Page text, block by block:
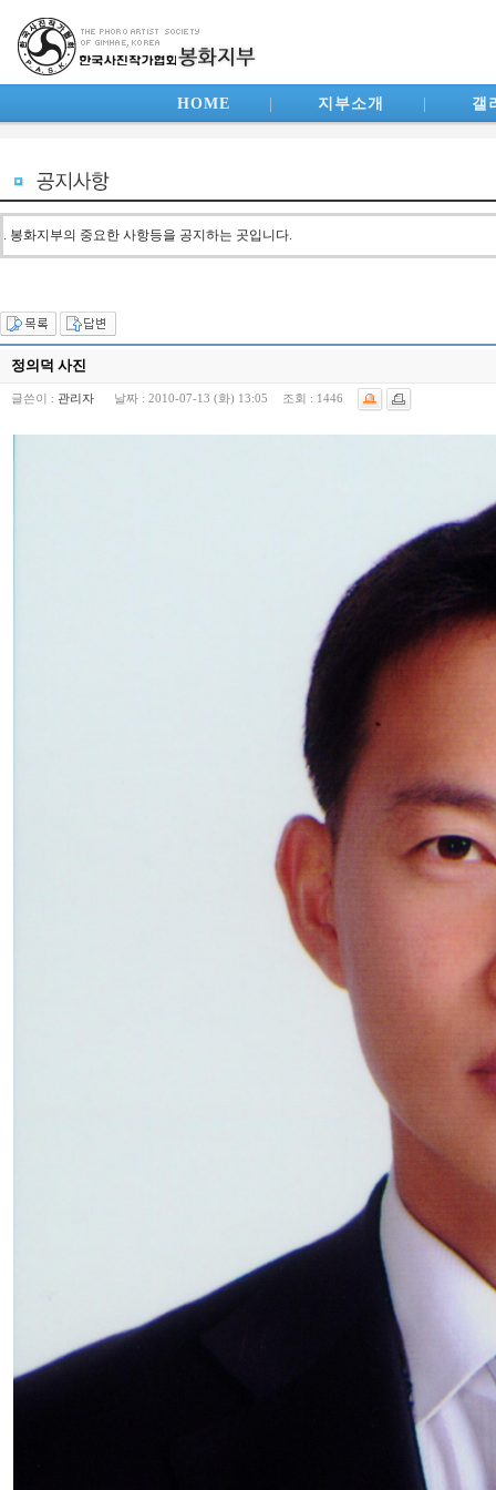
HOME 지부소개 갤
. 봉화지부의 중요한 사항등을 공지하는 곳입니다.
정의덕 사진
글쓴이 : 관리자 날짜 : 2010-07-13 (화) 13:05 조회 : 1446